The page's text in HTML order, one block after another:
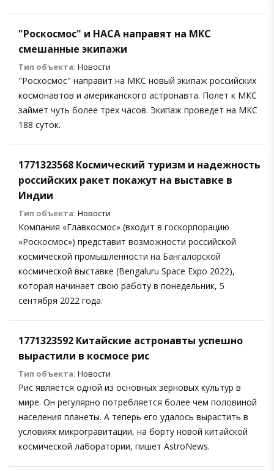
"Роскосмос" и НАСА направят на МКС
смешанные экипажи
Тип объекта: Новости
"Роскосмос" направит на МКС новый экипаж российских
космонавтов и американского астронавта. Полет к МКС
займет чуть более трех часов. Экипаж проведет на МКС
188 суток.
1771323568 Космический туризм и надежность
российских ракет покажут на выставке в
Индии
Тип объекта: Новости
Компания «Главкосмос» (входит в госкорпорацию
«Роскосмос») представит возможности российской
космической промышленности на Бангалорской
космической выставке (Bengaluru Space Expo 2022),
которая начинает свою работу в понедельник, 5
сентября 2022 года.
1771323592 Китайские астронавты успешно
вырастили в космосе рис
Тип объекта: Новости
Рис является одной из основных зерновых культур в
мире. Он регулярно потребляется более чем половиной
населения планеты. А теперь его удалось вырастить в
условиях микрогравитации, на борту новой китайской
космической лаборатории, пишет AstroNews.